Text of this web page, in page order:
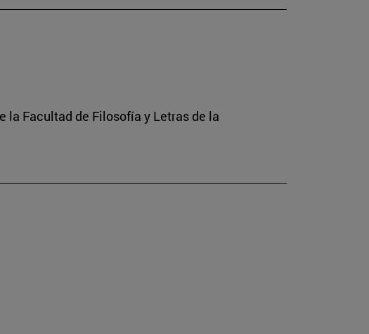
la Facultad de Filosofía y Letras de la